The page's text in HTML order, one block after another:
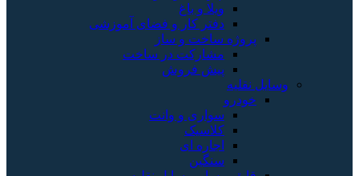
ویلا و باغ
دفتر کار و فضای آموزشی
پروژه ساخت و ساز
مشارکت در ساخت
پیش فروش
وسایل نقلیه
خودرو
سواری و وانت
کلاسیک
اجاره ای
سنگین